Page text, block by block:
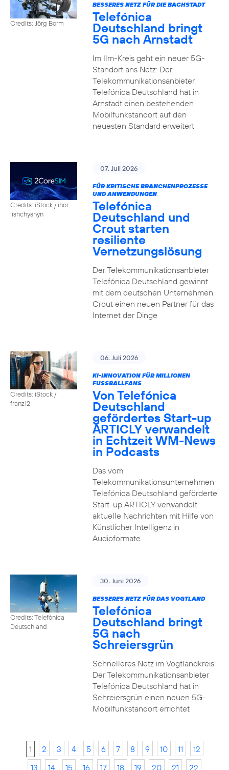
Credits: Jörg Borm
BESSERES NETZ FÜR DIE BACHSTADT
Telefónica
Deutschland bringt
5G nach Arnstadt
Im Ilm-Kreis geht ein neuer 5G-
Standort ans Netz: Der
Telekommunikationsanbieter
Telefónica Deutschland hat in
Arnstadt einen bestehenden
Mobilfunkstandort auf den
neuesten Standard erweitert
Credits: iStock / ihor
lishchyshyn
07. Juli 2026
FÜR KRITISCHE BRANCHENPROZESSE
UND ANWENDUNGEN
Telefónica
Deutschland und
Crout starten
resiliente
Vernetzungslösung
Der Telekommunikationsanbieter
Telefónica Deutschland gewinnt
mit dem deutschen Unternehmen
Crout einen neuen Partner für das
Internet der Dinge
Credits: iStock /
franz12
06. Juli 2026
KI-INNOVATION FÜR MILLIONEN
FUSSBALLFANS
Von Telefónica
Deutschland
gefördertes Start-up
ARTICLY verwandelt
in Echtzeit WM-News
in Podcasts
Das vom
Telekommunikationsunternehmen
Telefónica Deutschland geförderte
Start-up ARTICLY verwandelt
aktuelle Nachrichten mit Hilfe von
Künstlicher Intelligenz in
Audioformate
Credits: Telefónica
Deutschland
30. Juni 2026
BESSERES NETZ FÜR DAS VOGTLAND
Telefónica
Deutschland bringt
5G nach
Schreiersgrün
Schnelleres Netz im Vogtlandkreis:
Der Telekommunikationsanbieter
Telefónica Deutschland hat in
Schreiersgrün einen neuen 5G-
Mobilfunkstandort errichtet
1 2 3 4 5 6 7 8 9 10 11
12
13
14 15 16 17 18 19 20 21 22